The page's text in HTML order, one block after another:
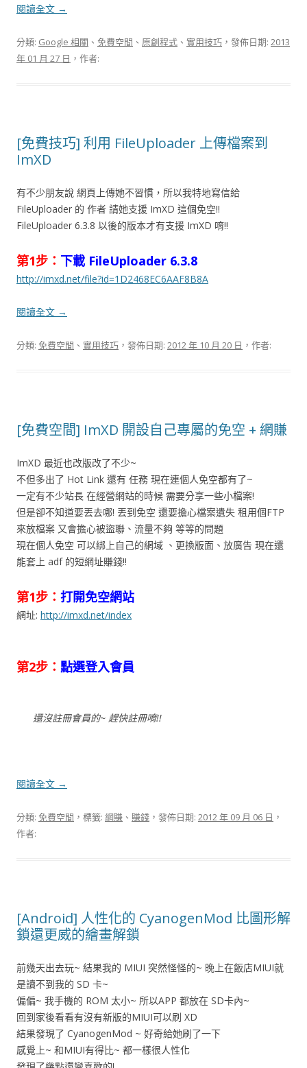
閱讀全文 →
分類: Google 相關 、 免費空間 、 原創程式 、 實用技巧 ，發佈日期: 2013
年 01 月 27 日 ，作者:
[免費技巧] 利用 FileUploader 上傳檔案到
ImXD
有不少朋友說 網頁上傳她不習慣，所以我特地寫信給
FileUploader 的 作者 請她支援 ImXD 這個免空!!
FileUploader 6.3.8 以後的版本才有支援 ImXD 唷!!
第1步： 下載 FileUploader 6.3.8
http://imxd.net/file?id=1D2468EC6AAF8B8A
閱讀全文 →
分類: 免費空間 、 實用技巧 ，發佈日期: 2012 年 10 月 20 日 ，作者:
[免費空間] ImXD 開設自己專屬的免空 + 網賺
ImXD 最近也改版改了不少~
不但多出了 Hot Link 還有 任務 現在連個人免空都有了~
一定有不少站長 在經營網站的時候 需要分享一些小檔案!
但是卻不知道要丟去哪! 丟到免空 還要擔心檔案遺失 租用個FTP
來放檔案 又會擔心被盜聯、流量不夠 等等的問題
現在個人免空 可以綁上自己的網域 、更換版面、放廣告 現在還
能套上 adf 的短網址賺錢!!
第1步： 打開免空網站
網址: http://imxd.net/index
第2步： 點選登入會員
還沒註冊會員的~ 趕快註冊唷!!
閱讀全文 →
分類: 免費空間 ，標籤: 網賺 、 賺錢 ，發佈日期: 2012 年 09 月 06 日 ，
作者:
[Android] 人性化的 CyanogenMod 比圖形解
鎖還更威的繪畫解鎖
前幾天出去玩~ 結果我的 MIUI 突然怪怪的~ 晚上在飯店MIUI就
是讀不到我的 SD 卡~
偏偏~ 我手機的 ROM 太小~ 所以APP 都放在 SD卡內~
回到家後看看有沒有新版的MIUI可以刷 XD
結果發現了 CyanogenMod ~ 好奇給她刷了一下
感覺上~ 和MIUI有得比~ 都一樣很人性化